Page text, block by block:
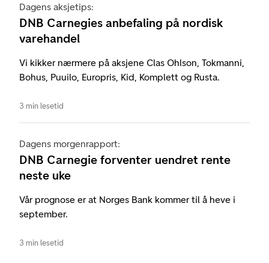
Dagens aksjetips:
DNB Carnegies anbefaling på nordisk
varehandel
Vi kikker nærmere på aksjene Clas Ohlson, Tokmanni,
Bohus, Puuilo, Europris, Kid, Komplett og Rusta.
3 min lesetid
Dagens morgenrapport:
DNB Carnegie forventer uendret rente
neste uke
Vår prognose er at Norges Bank kommer til å heve i
september.
3 min lesetid